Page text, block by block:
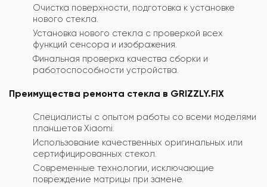
Очистка поверхности, подготовка к установке
нового стекла.
Установка нового стекла с проверкой всех
функций сенсора и изображения.
Финальная проверка качества сборки и
работоспособности устройства.
Преимущества ремонта стекла в GRIZZLY.FIX
Специалисты с опытом работы со всеми моделями
планшетов Xiaomi.
Использование качественных оригинальных или
сертифицированных стекол.
Современные технологии, исключающие
повреждение матрицы при замене.